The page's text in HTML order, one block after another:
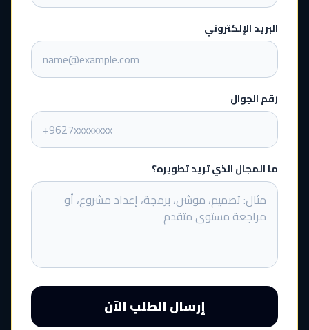
البريد الإلكتروني
رقم الجوال
ما المجال الذي تريد تطويره؟
إرسال الطلب الآن